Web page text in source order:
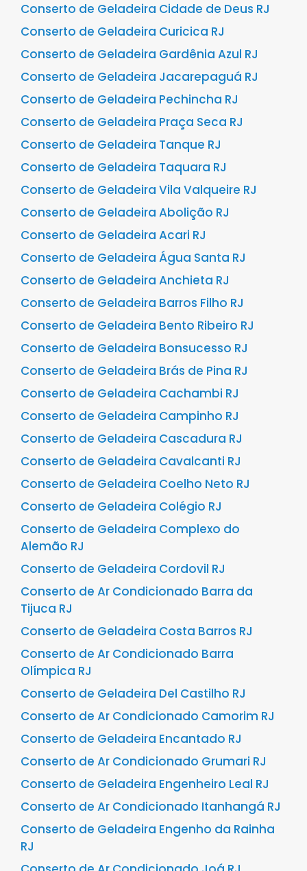
Conserto de Geladeira Cidade de Deus RJ
Conserto de Geladeira Curicica RJ
Conserto de Geladeira Gardênia Azul RJ
Conserto de Geladeira Jacarepaguá RJ
Conserto de Geladeira Pechincha RJ
Conserto de Geladeira Praça Seca RJ
Conserto de Geladeira Tanque RJ
Conserto de Geladeira Taquara RJ
Conserto de Geladeira Vila Valqueire RJ
Conserto de Geladeira Abolição RJ
Conserto de Geladeira Acari RJ
Conserto de Geladeira Água Santa RJ
Conserto de Geladeira Anchieta RJ
Conserto de Geladeira Barros Filho RJ
Conserto de Geladeira Bento Ribeiro RJ
Conserto de Geladeira Bonsucesso RJ
Conserto de Geladeira Brás de Pina RJ
Conserto de Geladeira Cachambi RJ
Conserto de Geladeira Campinho RJ
Conserto de Geladeira Cascadura RJ
Conserto de Geladeira Cavalcanti RJ
Conserto de Geladeira Coelho Neto RJ
Conserto de Geladeira Colégio RJ
Conserto de Geladeira Complexo do
Alemão RJ
Conserto de Geladeira Cordovil RJ
Conserto de Ar Condicionado Barra da
Tijuca RJ
Conserto de Geladeira Costa Barros RJ
Conserto de Ar Condicionado Barra
Olímpica RJ
Conserto de Geladeira Del Castilho RJ
Conserto de Ar Condicionado Camorim RJ
Conserto de Geladeira Encantado RJ
Conserto de Ar Condicionado Grumari RJ
Conserto de Geladeira Engenheiro Leal RJ
Conserto de Ar Condicionado Itanhangá RJ
Conserto de Geladeira Engenho da Rainha
RJ